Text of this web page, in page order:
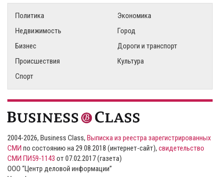
Политика
Экономика
Недвижимость
Город
Бизнес
Дороги и транспорт
Происшествия
Культура
Спорт
2004-2026, Business Class, Выписка из реестра зарегистрированных
СМИ по состоянию на 29.08.2018 (интернет-сайт), свидетельство
СМИ ПИ59-1143 от 07.02.2017 (газета)
ООО “Центр деловой информации”